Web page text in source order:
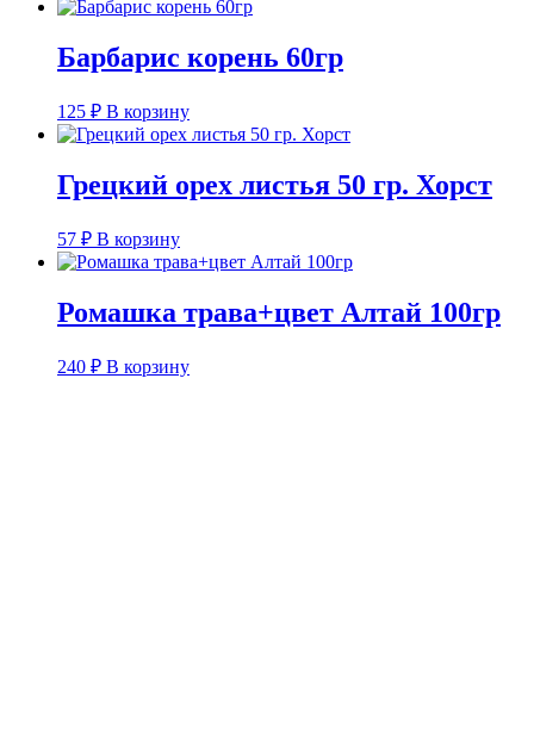
Барбарис корень 60гр
125 ₽ В корзину
Грецкий орех листья 50 гр. Хорст
57 ₽ В корзину
Ромашка трава+цвет Алтай 100гр
240 ₽ В корзину